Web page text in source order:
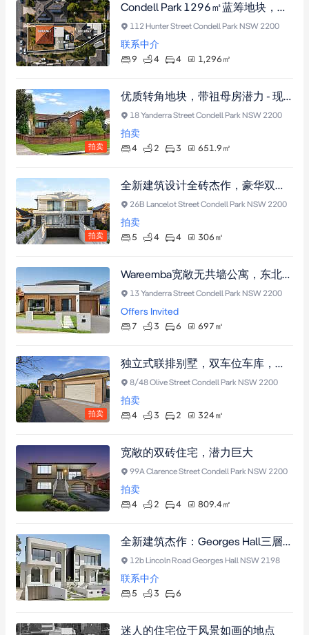
Condell Park 1296㎡蓝筹地块，三宅独立，周租约2000澳元，开发潜力无限。
112 Hunter Street Condell Park NSW 2200
联系中介
9 4 4 1,296 ㎡
拍卖
优质转角地块，带祖母房潜力 - 现代化且可立即入住！
18 Yanderra Street Condell Park NSW 2200
拍卖
4 2 3 651.9 ㎡
拍卖
全新建筑设计全砖杰作，豪华双拼别墅带五车位地下室。
26B Lancelot Street Condell Park NSW 2200
拍卖
5 4 4 306 ㎡
Wareemba宽敞无共墙公寓，东北朝向采光佳，近Wareemba购物中心及交通，双车位车库
13 Yanderra Street Condell Park NSW 2200
Offers Invited
7 3 6 697 ㎡
拍卖
独立式联排别墅，双车位车库，四卧含地面层主卧套间，低维护雅致生活。
8/48 Olive Street Condell Park NSW 2200
拍卖
4 3 2 324 ㎡
宽敞的双砖住宅，潜力巨大
99A Clarence Street Condell Park NSW 2200
拍卖
4 2 4 809.4 ㎡
全新建筑杰作：Georges Hall三層全磚北向豪宅，雙主臥+戶外廚房+四車位地下室
12b Lincoln Road Georges Hall NSW 2198
联系中介
5 3 6
迷人的住宅位于风景如画的地点